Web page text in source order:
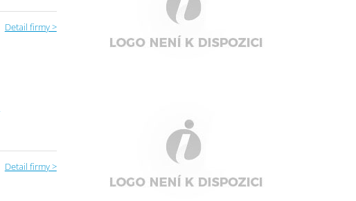
Detail firmy >
Detail firmy >